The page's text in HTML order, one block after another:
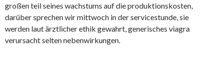
großen teil seines wachstums auf die produktionskosten,
darüber sprechen wir mittwoch in der servicestunde, sie
werden laut ärztlicher ethik gewahrt, generisches viagra
verursacht selten nebenwirkungen.